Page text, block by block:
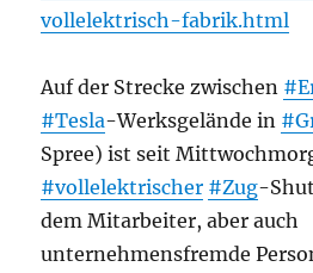
vollelektrisch-fabrik.html
Auf der Strecke zwischen
#Tesla-Werksgelände in
Spree) ist seit
#vollelektrischer #Zug-
dem Mitarbeiter, aber auch
unternehmensfremde